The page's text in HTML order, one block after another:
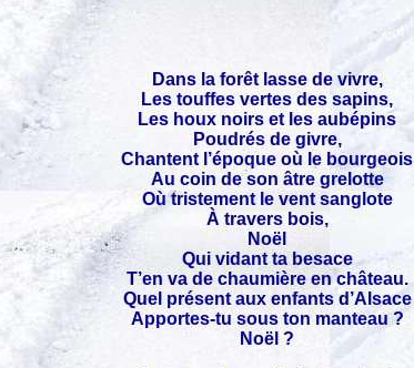
Dans la forêt lasse de vivre,
Les touffes vertes des sapins,
Les houx noirs et les aubépins
Poudrés de givre,
Chantent l’époque où le bourgeois
Au coin de son âtre grelotte
Où tristement le vent sanglote
À travers bois,
Noël
Qui vidant ta besace
T’en va de chaumière en château.
Quel présent aux enfants d’Alsace
Apportes-tu sous ton manteau ?
Noël ?